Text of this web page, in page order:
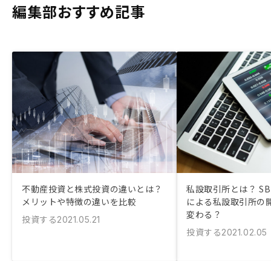
編集部おすすめ記事
不動産投資と株式投資の違いとは？
メリットや特徴の違いを比較
投資する2021.05.21
私設取引所とは？
による私設取引所の
変わる？
投資する2021.02.05